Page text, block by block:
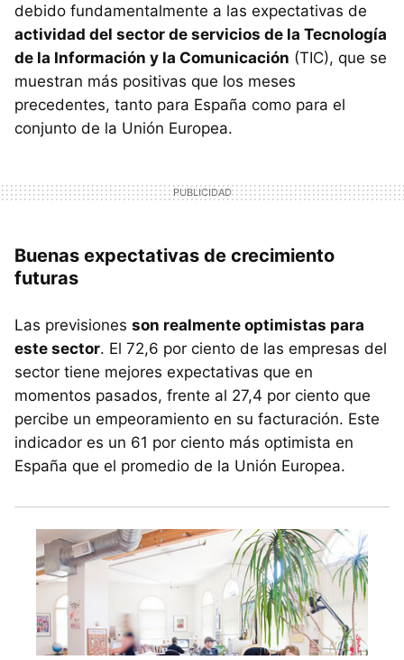
debido fundamentalmente a las expectativas de
actividad del sector de servicios de la Tecnología
de la Información y la Comunicación (TIC), que se
muestran más positivas que los meses
precedentes, tanto para España como para el
conjunto de la Unión Europea.
Buenas expectativas de crecimiento
futuras
Las previsiones son realmente optimistas para
este sector. El 72,6 por ciento de las empresas del
sector tiene mejores expectativas que en
momentos pasados, frente al 27,4 por ciento que
percibe un empeoramiento en su facturación. Este
indicador es un 61 por ciento más optimista en
España que el promedio de la Unión Europea.